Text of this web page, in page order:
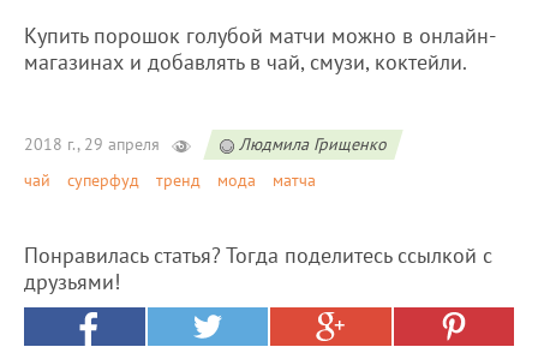
Купить порошок голубой матчи можно в онлайн-
магазинах и добавлять в чай, смузи, коктейли.
2018 г., 29 апреля
Людмила Грищенко
чай
суперфуд тренд мода матча
Понравилась статья? Тогда поделитесь ссылкой с
друзьями!